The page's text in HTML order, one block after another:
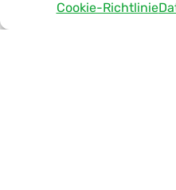
Cookie-Richtlinie
Details >